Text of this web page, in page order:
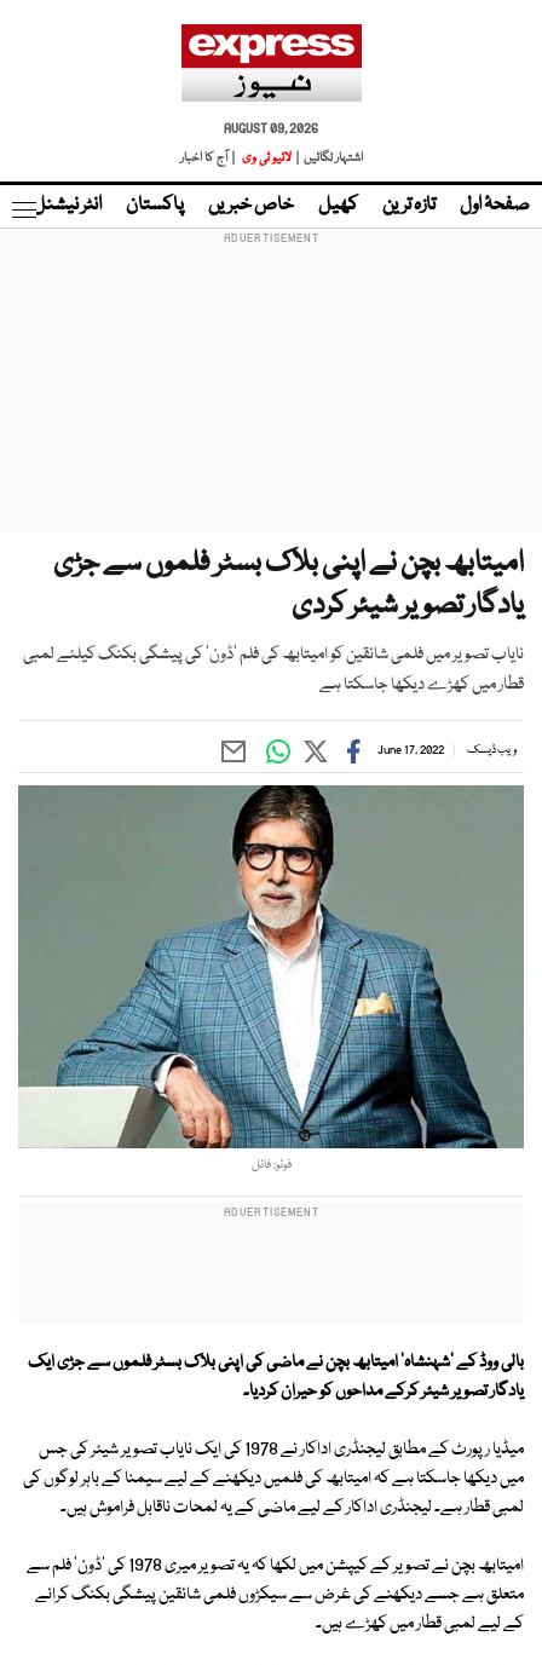
AUGUST 09, 2026
اشتہار لگائیں |
لائیو ٹی وی | آج کا اخبار
صفحۂ اول تازہ ترین کھیل خاص خبریں پاکستان انٹر نیشنل
امیتابھ بچن نے اپنی بلاک بسٹر فلموں سے جڑی
یادگار تصویر شیئر کردی
نایاب تصویر میں فلمی شائقین کو امیتابھ کی فلم ’ڈون‘ کی پیشگی بکنگ کیلئے لمبی
قطار میں کھڑے دیکھا جاسکتا ہے
ویب ڈیسک June 17, 2022
فوٹو: فائل
بالی ووڈ کے 'شہنشاہ' امیتابھ بچن نے ماضی کی اپنی بلاک بسٹر فلموں سے جڑی ایک
یادگار تصویر شیئر کرکے مداحوں کو حیران کردیا۔
میڈیا رپورٹ کے مطابق لیجنڈری اداکار نے 1978 کی ایک نایاب تصویر شیئر کی جس
میں دیکھا جاسکتا ہے کہ امیتابھ کی فلمیں دیکھنے کے لیے سیمنا کے باہر لوگوں کی
لمبی قطار ہے۔ لیجنڈری اداکار کے لیے ماضی کے یہ لمحات ناقابل فراموش ہیں۔
امیتابھ بچن نے تصویر کے کیپشن میں لکھا کہ یہ تصویر میری 1978 کی 'ڈون' فلم سے
متعلق ہے جسے دیکھنے کی غرض سے سیکڑوں فلمی شائقین پیشگی بکنگ کرانے
کے لیے لمبی قطار میں کھڑے ہیں۔